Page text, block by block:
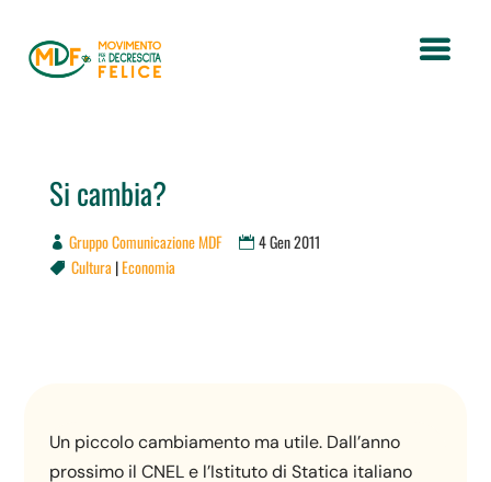
Si cambia?
Gruppo Comunicazione MDF 4 Gen 2011
 Cultura |Economia
Un piccolo cambiamento ma utile. Dall’anno
prossimo il CNEL e l’Istituto di Statica italiano